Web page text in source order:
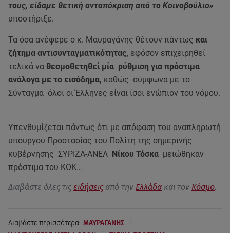
τους, είδαμε θετική ανταπόκριση από το Κοινοβούλιο»
υποστήριξε.
Τα όσα ανέφερε ο κ. Μαυραγάνης θέτουν πάντως και
ζήτημα αντισυνταγματικότητας, εφόσον επιχειρηθεί
τελικά να θεσμοθετηθεί μία ρύθμιση για πρόστιμα
ανάλογα με το εισόδημα, καθώς σύμφωνα με το
Σύνταγμα όλοι οι Έλληνες είναι ίσοι ενώπιον του νόμου.
Υπενθυμίζεται πάντως ότι με απόφαση του αναπληρωτή
υπουργού Προστασίας του Πολίτη της σημερινής
κυβέρνησης ΣΥΡΙΖΑ-ΑΝΕΛ Νίκου Τόσκα μειώθηκαν
πρόστιμα του ΚΟΚ…
Διαβάστε όλες τις ειδήσεις από την Ελλάδα και τον Κόσμο.
Διαβάστε περισσότερα: ΜΑΥΡΑΓΑΝΗΣ